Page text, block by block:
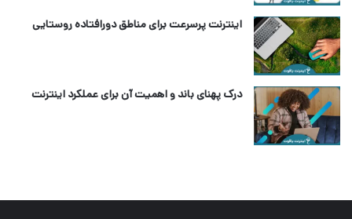
اینترنت پرسرعت برای مناطق دورافتاده روستایی
درک پهنای باند و اهمیت آن برای عملکرد اینترنت